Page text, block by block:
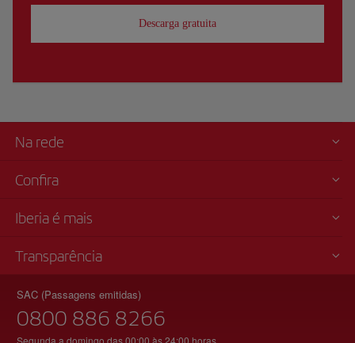
Descarga gratuita
Na rede
Confira
Iberia é mais
Transparência
SAC (Passagens emitidas)
0800 886 8266
Segunda a domingo das 00:00 às 24:00 horas.